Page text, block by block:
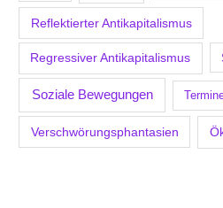
Reflektierter Antikapitalismus
Regressiver Antikapitalismus
Soziale Bewegungen
Verschwörungsphantasien